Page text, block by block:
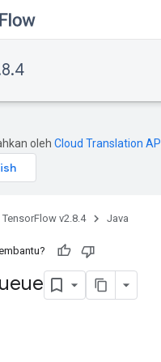
oleh Cloud Translation API
TensorFlow v2.8.4 Java